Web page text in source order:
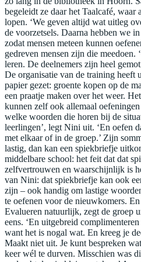
begeleidt ze daar het Taalcafé, waar
lopen. ‘We geven altijd wat uitleg
de voorzetsels. Daarna hebben we
zodat mensen meteen kunnen
gedreven mensen zijn die meedoen.
leren. De deelnemers zijn heel
De organisatie van de training heeft
papier gezet: groente kopen op de
een praatje maken over het weer.
kunnen zelf ook allemaal
welke woorden die horen bij de
leerlingen’, legt Nini uit. ‘En oefen
met elkaar of in de groep.’ Zijn
lastig, dan kan een spiekbriefje
middelbare school: het feit dat dat
zelfvertrouwen en waarschijnlijk is
van Nini: dat spiekbriefje kan ook
zijn – ook handig om lastige woorden
te oefenen voor de nieuwkomers.
Evalueren natuurlijk, zegt de groep
eens. ‘En uitgebreid
want het is nogal wat. En kreeg je
Maakt niet uit. Je kunt bespreken
keer wél te durven. Misschien was